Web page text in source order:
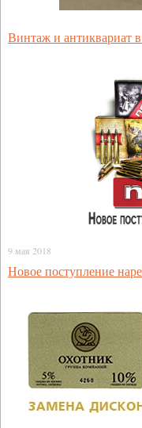
Винтаж и антиквариат
9 мая 2018
Новое поступление